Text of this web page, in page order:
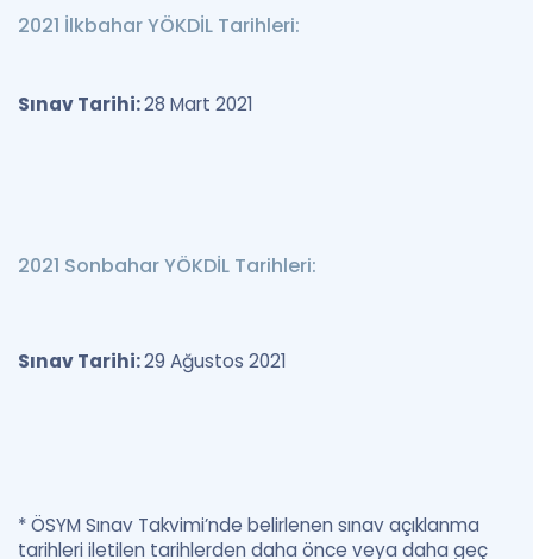
2021 İlkbahar YÖKDİL Tarihleri:
Sınav Tarihi:28 Mart 2021
2021 Sonbahar YÖKDİL Tarihleri:
Sınav Tarihi:29 Ağustos 2021
* ÖSYM Sınav Takvimi’nde belirlenen sınav açıklanma
tarihleri iletilen tarihlerden daha önce veya daha geç